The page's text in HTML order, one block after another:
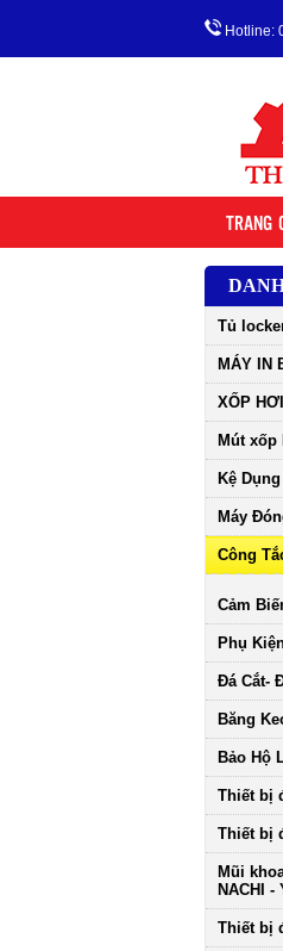
Hotline:
TRANG
Tủ
MÁY IN
XỐP HƠI
Mút xốp
Kệ
Máy
Công
Cảm
Phụ
Đá Cắt-
Băng
Bảo Hộ
Thiết bị
Thiết bị
Mũi
NACHI -
Thiết bị